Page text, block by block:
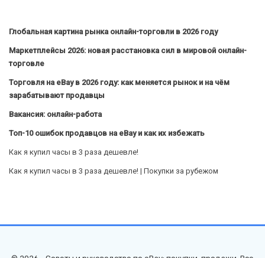
Глобальная картина рынка онлайн-торговли в 2026 году
Маркетплейсы 2026: новая расстановка сил в мировой онлайн-
торговле
Торговля на eBay в 2026 году: как меняется рынок и на чём
зарабатывают продавцы
Вакансия: онлайн-работа
Топ-10 ошибок продавцов на eBay и как их избежать
Как я купил часы в 3 раза дешевле!
Как я купил часы в 3 раза дешевле! | Покупки за рубежом